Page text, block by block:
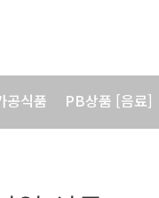
공식품 PB상품 [음료]